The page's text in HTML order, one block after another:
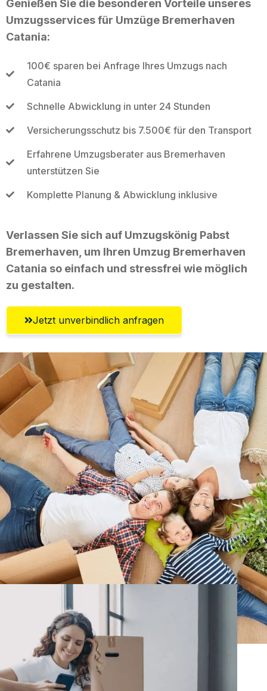
Genießen Sie die besonderen Vorteile unseres
Umzugsservices für Umzüge Bremerhaven
Catania:
100€ sparen bei Anfrage Ihres Umzugs nach
Catania
Schnelle Abwicklung in unter 24 Stunden
Versicherungsschutz bis 7.500€ für den Transport
Erfahrene Umzugsberater aus Bremerhaven
unterstützen Sie
Komplette Planung & Abwicklung inklusive
Verlassen Sie sich auf Umzugskönig Pabst
Bremerhaven, um Ihren Umzug Bremerhaven
Catania so einfach und stressfrei wie möglich
zu gestalten.
Jetzt unverbindlich anfragen